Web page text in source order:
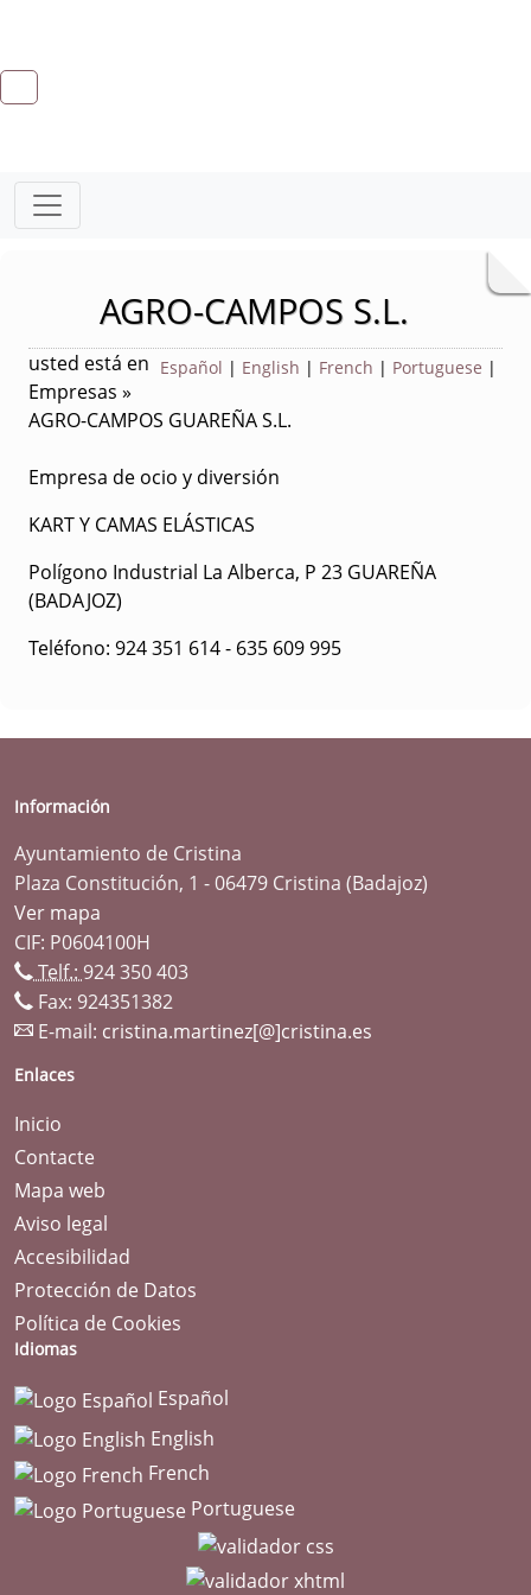
AGRO-CAMPOS S.L.
Español | English | French | Portuguese |
usted está en
Empresas »
AGRO-CAMPOS GUAREÑA S.L.
Empresa de ocio y diversión
KART Y CAMAS ELÁSTICAS
Polígono Industrial La Alberca, P 23 GUAREÑA
(BADAJOZ)
Teléfono: 924 351 614 - 635 609 995
Información
Ayuntamiento de Cristina
Plaza Constitución, 1 - 06479 Cristina (Badajoz)
Ver mapa
CIF: P0604100H
Telf.: 924 350 403
Fax: 924351382
E-mail: cristina.martinez[@]cristina.es
Enlaces
Inicio
Contacte
Mapa web
Aviso legal
Accesibilidad
Protección de Datos
Política de Cookies
Idiomas
Español
English
French
Portuguese